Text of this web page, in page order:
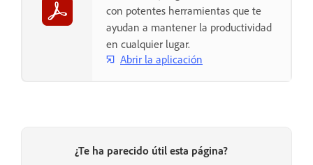
con potentes herramientas que te
ayudan a mantener la productividad
en cualquier lugar.
Abrir la aplicación
¿Te ha parecido útil esta página?